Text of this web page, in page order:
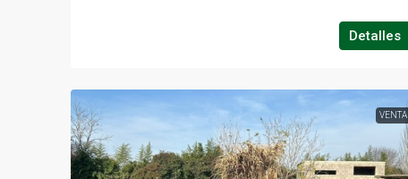
Detalles
VENTA